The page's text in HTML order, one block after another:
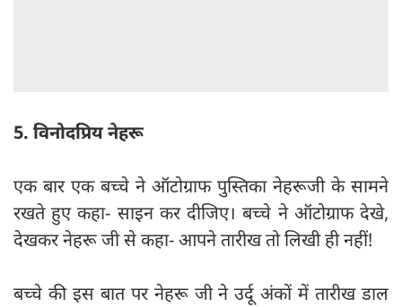
5. विनोदप्रिय नेहरू
एक बार एक बच्चे ने ऑटोग्राफ पुस्तिका नेहरूजी के सामने
रखते हुए कहा- साइन कर दीजिए। बच्चे ने ऑटोग्राफ देखे,
देखकर नेहरू जी से कहा- आपने तारीख तो लिखी ही नहीं!
बच्चे की इस बात पर नेहरू जी ने उर्दू अंकों में तारीख डाल